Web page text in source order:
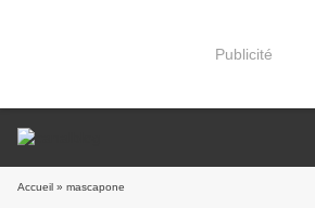
Publicité
Accueil » mascapone